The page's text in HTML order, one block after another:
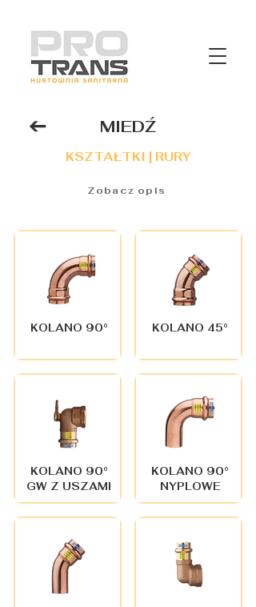
MIEDŹ
KSZTAŁTKI | RURY
Zobacz opis
KOLANO 90°
KOLANO 90°
GW Z USZAMI
KOLANO 45°
KOLANO 90°
NYPLOWE